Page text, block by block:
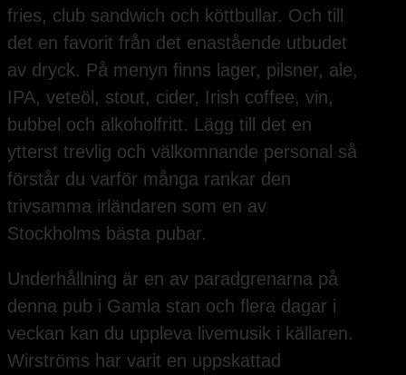
fries, club sandwich och köttbullar. Och till
det en favorit från det enastående utbudet
av dryck. På menyn finns lager, pilsner, ale,
IPA, veteöl, stout, cider, Irish coffee, vin,
bubbel och alkoholfritt. Lägg till det en
ytterst trevlig och välkomnande personal så
förstår du varför många rankar den
trivsamma irländaren som en av
Stockholms bästa pubar.
Underhållning är en av paradgrenarna på
denna pub i Gamla stan och flera dagar i
veckan kan du uppleva livemusik i källaren.
Wirströms har varit en uppskattad